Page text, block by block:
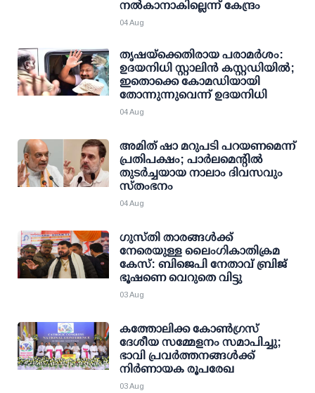
നല്‍കാനാകില്ലെന്ന് കേന്ദ്രം
04 Aug
തൃഷയ്ക്കെതിരായ പരാമര്‍ശം:
ഉദയനിധി സ്റ്റാലിന്‍ കസ്റ്റഡിയില്‍;
ഇതൊക്കെ കോമഡിയായി
തോന്നുന്നുവെന്ന് ഉദയനിധി
04 Aug
അമിത് ഷാ മറുപടി പറയണമെന്ന്
പ്രതിപക്ഷം; പാര്‍ലമെന്റില്‍
തുടര്‍ച്ചയായ നാലാം ദിവസവും
സ്തംഭനം
04 Aug
ഗുസ്തി താരങ്ങള്‍ക്ക്
നേരെയുള്ള ലൈംഗികാതിക്രമ
കേസ്: ബിജെപി നേതാവ് ബ്രിജ്
ഭൂഷണെ വെറുതെ വിട്ടു
03 Aug
കത്തോലിക്ക കോൺഗ്രസ്
ദേശീയ സമ്മേളനം സമാപിച്ചു;
ഭാവി പ്രവർത്തനങ്ങൾക്ക്
നിർണായക രൂപരേഖ
03 Aug